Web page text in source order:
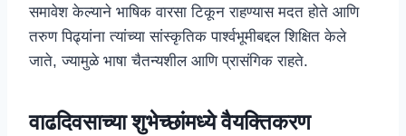
समावेश केल्याने भाषिक वारसा टिकून राहण्यास मदत होते आणि
तरुण पिढ्यांना त्यांच्या सांस्कृतिक पार्श्वभूमीबद्दल शिक्षित केले
जाते, ज्यामुळे भाषा चैतन्यशील आणि प्रासंगिक राहते.
वाढदिवसाच्या शुभेच्छांमध्ये वैयक्तिकरण